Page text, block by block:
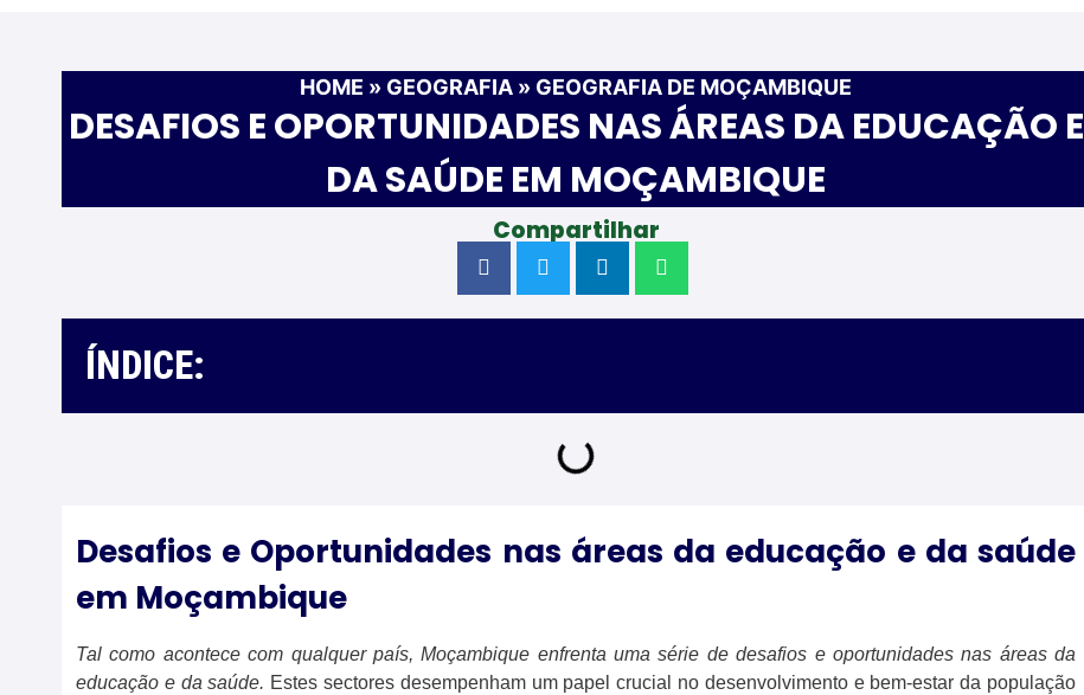
HOME » GEOGRAFIA » GEOGRAFIA DE MOÇAMBIQUE
DESAFIOS E OPORTUNIDADES NAS ÁREAS DA EDUCAÇÃO E
DA SAÚDE EM MOÇAMBIQUE
Compartilhar
ÍNDICE:
Desafios e Oportunidades nas áreas da educação e da saúde
em Moçambique
Tal como acontece com qualquer país, Moçambique enfrenta uma série de desafios e oportunidades nas áreas da
educação e da saúde. Estes sectores desempenham um papel crucial no desenvolvimento e bem-estar da população